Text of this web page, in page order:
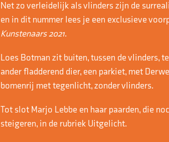
Net zo verleidelijk als vlinders zijn de
en in dit nummer lees je een exclusieve
Kunstenaars 2021.
Loes Botman zit buiten, tussen de vlinders,
ander fladderend dier, een parkiet, met
bomenrij met tegenlicht, zonder vlinders.
Tot slot Marjo Lebbe en haar paarden, die
steigeren, in de rubriek Uitgelicht.